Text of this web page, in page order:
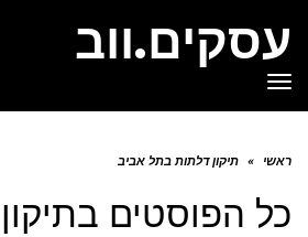
עסקים.ווב
תפריט
ראשי » תיקון דלתות בתל אביב
כל הפוסטים ב